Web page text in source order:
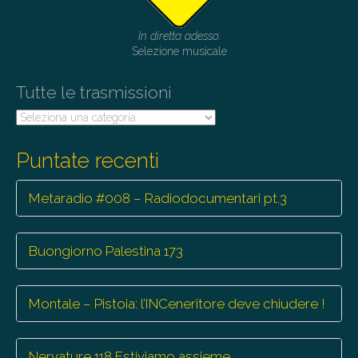
n
In diretta adesso:
Selezione musicale
Tutte le trasmissioni
Tutte
Puntate recenti
Metaradio #008 – Radiodocumentari pt.3
Buongiorno Palestina 173
Montale – Pistoia: l’INCeneritore deve chiudere !